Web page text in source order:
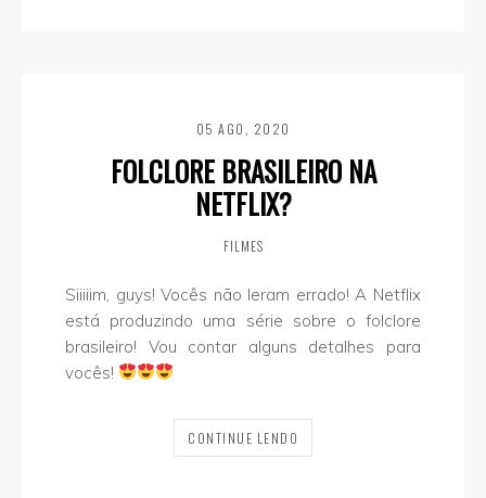
05 AGO, 2020
FOLCLORE BRASILEIRO NA
NETFLIX?
FILMES
Siiiiim, guys! Vocês não leram errado! A Netflix
está produzindo uma série sobre o folclore
brasileiro! Vou contar alguns detalhes para
vocês!
CONTINUE LENDO